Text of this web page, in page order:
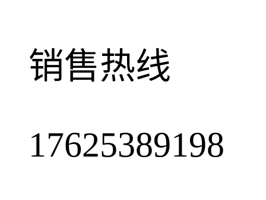
销售热线
17625389198